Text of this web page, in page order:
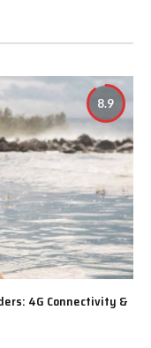
8.9
4G Connectivity &